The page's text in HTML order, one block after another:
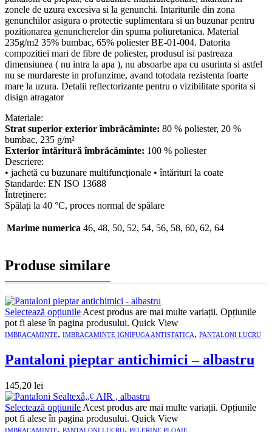
zonele de uzura excesiva si la genunchi. Intariturile din zona
genunchilor asigura o protectie suplimentara si un buzunar pentru
pozitionarea genuncherelor din spuma poliuretanica. Material
235g/m2 35% bumbac, 65% poliester BE-01-004. Datorita
compozitiei mari de fibre de poliester, produsul isi pastreaza
dimensiunea ( nu intra la apa ), nu absoarbe apa cu usurinta si astfel
nu se murdareste in profunzime, avand totodata rezistenta foarte
mare la uzura. Detalii reflectorizante pentru o vizibilitate sporita si
disign atragator
Materiale:
Strat superior exterior îmbrăcăminte: 80 % poliester, 20 %
bumbac, 235 g/m²
Exterior întăritură îmbrăcăminte: 100 % poliester
Descriere:
• jachetă cu buzunare multifuncţionale • întărituri la coate
Standarde: EN ISO 13688
Întreținere:
Spălați la 40 °C, proces normal de spălare
Marime numerica 46, 48, 50, 52, 54, 56, 58, 60, 62, 64
Produse similare
Selectează opțiunile Acest produs are mai multe variații. Opțiunile
pot fi alese în pagina produsului. Quick View
IMBRACAMINTE, IMBRACAMINTE IGNIFUGA ANTISTATICA, PANTALONI LUCRU
Pantaloni pieptar antichimici – albastru
145,20 lei
Selectează opțiunile Acest produs are mai multe variații. Opțiunile
pot fi alese în pagina produsului. Quick View
IMBRACAMINTE, PANTALONI LUCRU, PELERINE PLOAIE